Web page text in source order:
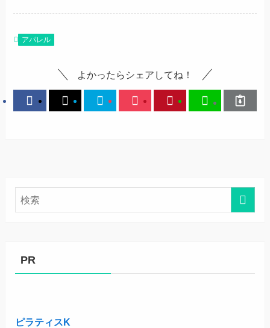
アパレル
よかったらシェアしてね！
PR
ピラティスK